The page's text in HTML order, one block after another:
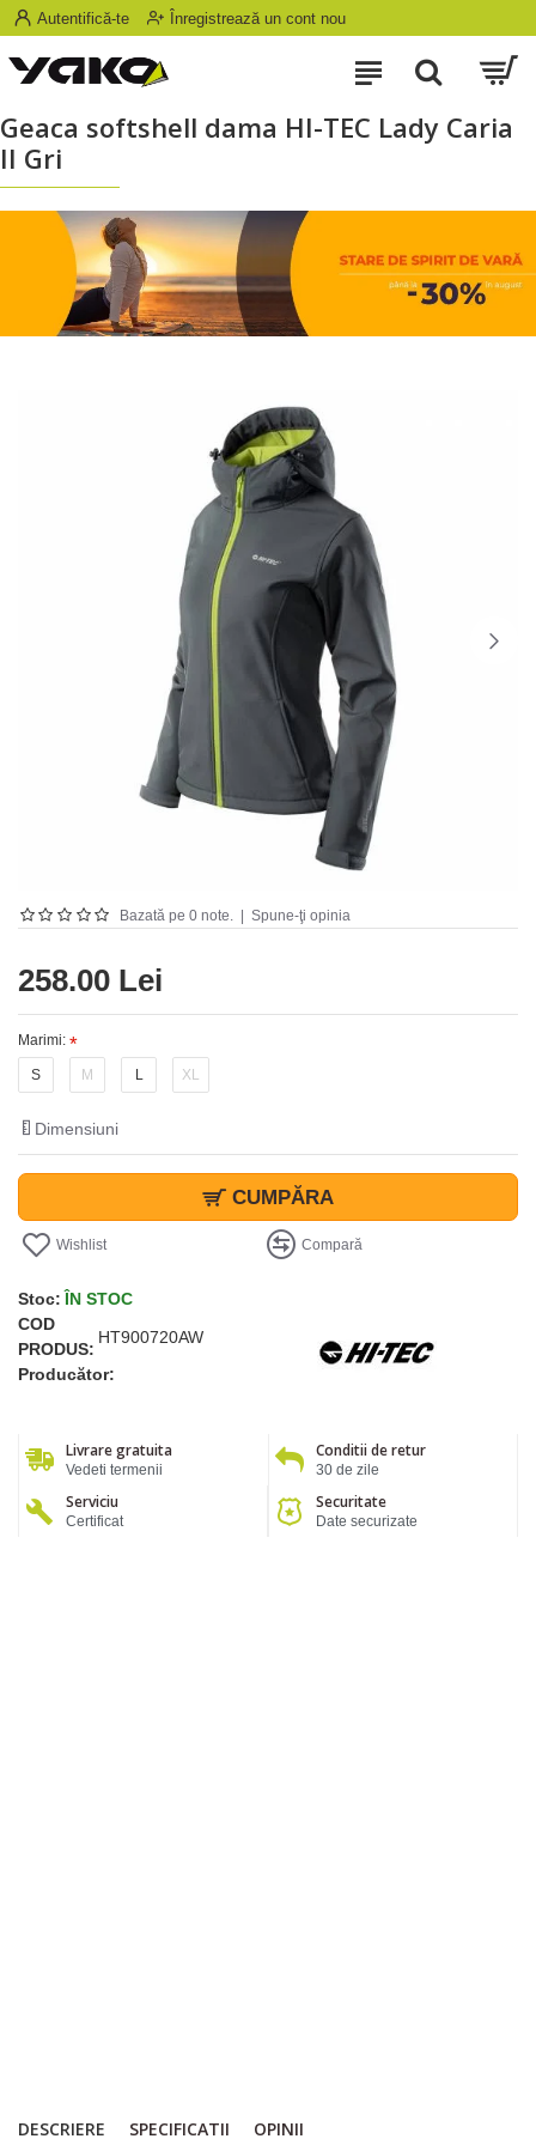
Autentifică-te Înregistrează un cont nou
Geaca softshell dama HI-TEC Lady Caria
II Gri
Bazată pe 0 note. Spune-ţi opinia
258.00 Lei
Marimi:
S M L XL
Dimensiuni
CUMPĂRA
Wishlist Compară
Stoc: ÎN STOC
COD
PRODUS:
HT900720AW
Producător:
Livrare gratuita
Vedeti termenii
Conditii de retur
30 de zile
Serviciu
Certificat
Securitate
Date securizate
DESCRIERE SPECIFICATII OPINII